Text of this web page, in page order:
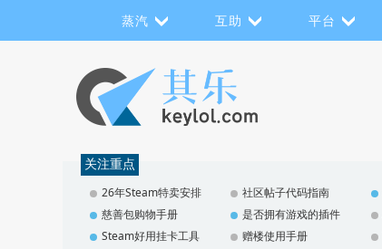
蒸汽 互助 平台
关注重点
26年Steam特卖安排 社区帖子代码指南
慈善包购物手册
是否拥有游戏的插件
Steam好用挂卡工具
赠楼使用手册